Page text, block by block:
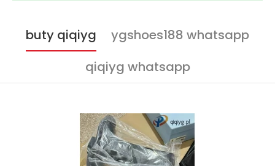
buty qiqiyg
ygshoes188 whatsapp
qiqiyg whatsapp